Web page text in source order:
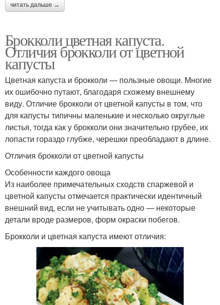
читать дальше →
Брокколи цветная капуста.
Отличия брокколи от цветной
капусты
Цветная капуста и брокколи — пользные овощи. Многие
их ошибочно путают, благодаря схожему внешнему
виду. Отличие брокколи от цветной капусты в том, что
для капусты типичны маленькие и несколько округлые
листья, тогда как у брокколи они значительно грубее, их
лопасти гораздо глубже, черешки преобладают в длине.
Отличия брокколи от цветной капусты
Особенности каждого овоща
Из наиболее примечательных сходств спаржевой и
цветной капусты отмечается практически идентичный
внешний вид, если не учитывать одно — некоторые
детали вроде размеров, форм окраски побегов.
Брокколи и цветная капуста имеют отличия: